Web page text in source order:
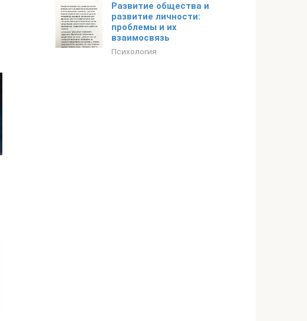
Развитие общества и
развитие личности:
проблемы и их
взаимосвязь
Психология